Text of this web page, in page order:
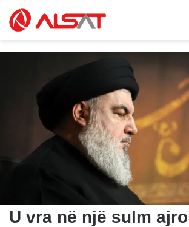
U vra në një sulm